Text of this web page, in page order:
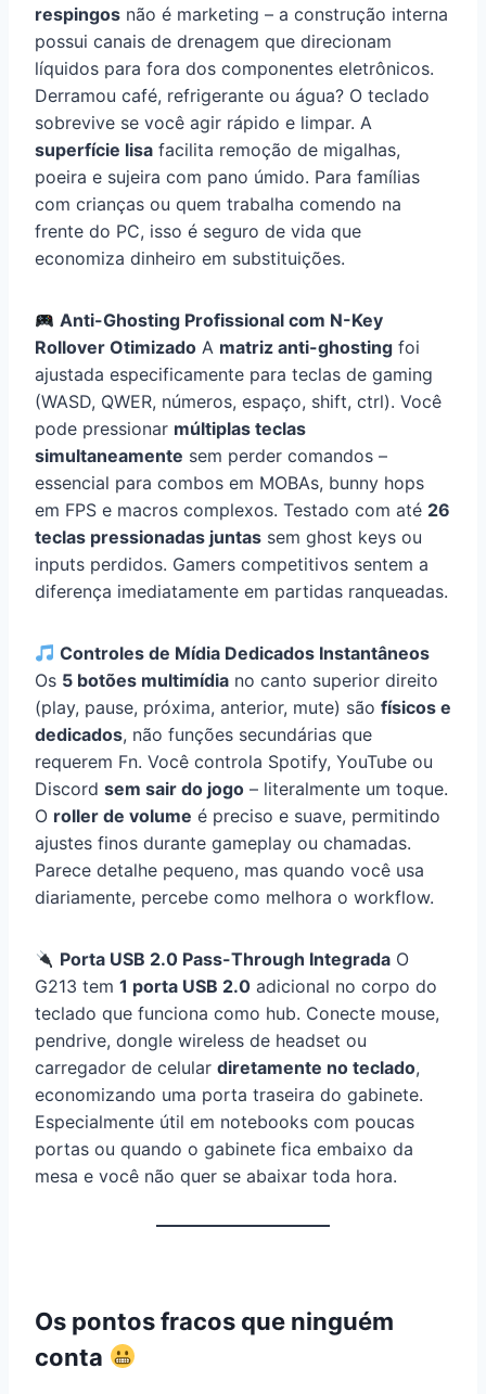
respingos não é marketing – a construção interna
possui canais de drenagem que direcionam
líquidos para fora dos componentes eletrônicos.
Derramou café, refrigerante ou água? O teclado
sobrevive se você agir rápido e limpar. A
superfície lisa facilita remoção de migalhas,
poeira e sujeira com pano úmido. Para famílias
com crianças ou quem trabalha comendo na
frente do PC, isso é seguro de vida que
economiza dinheiro em substituições.
Anti-Ghosting Profissional com N-Key
Rollover Otimizado A matriz anti-ghosting foi
ajustada especificamente para teclas de gaming
(WASD, QWER, números, espaço, shift, ctrl). Você
pode pressionar múltiplas teclas
simultaneamente sem perder comandos –
essencial para combos em MOBAs, bunny hops
em FPS e macros complexos. Testado com até 26
teclas pressionadas juntas sem ghost keys ou
inputs perdidos. Gamers competitivos sentem a
diferença imediatamente em partidas ranqueadas.
Controles de Mídia Dedicados Instantâneos
Os 5 botões multimídia no canto superior direito
(play, pause, próxima, anterior, mute) são físicos e
dedicados, não funções secundárias que
requerem Fn. Você controla Spotify, YouTube ou
Discord sem sair do jogo – literalmente um toque.
O roller de volume é preciso e suave, permitindo
ajustes finos durante gameplay ou chamadas.
Parece detalhe pequeno, mas quando você usa
diariamente, percebe como melhora o workflow.
Porta USB 2.0 Pass-Through Integrada O
G213 tem 1 porta USB 2.0 adicional no corpo do
teclado que funciona como hub. Conecte mouse,
pendrive, dongle wireless de headset ou
carregador de celular diretamente no teclado,
economizando uma porta traseira do gabinete.
Especialmente útil em notebooks com poucas
portas ou quando o gabinete fica embaixo da
mesa e você não quer se abaixar toda hora.
Os pontos fracos que ninguém
conta